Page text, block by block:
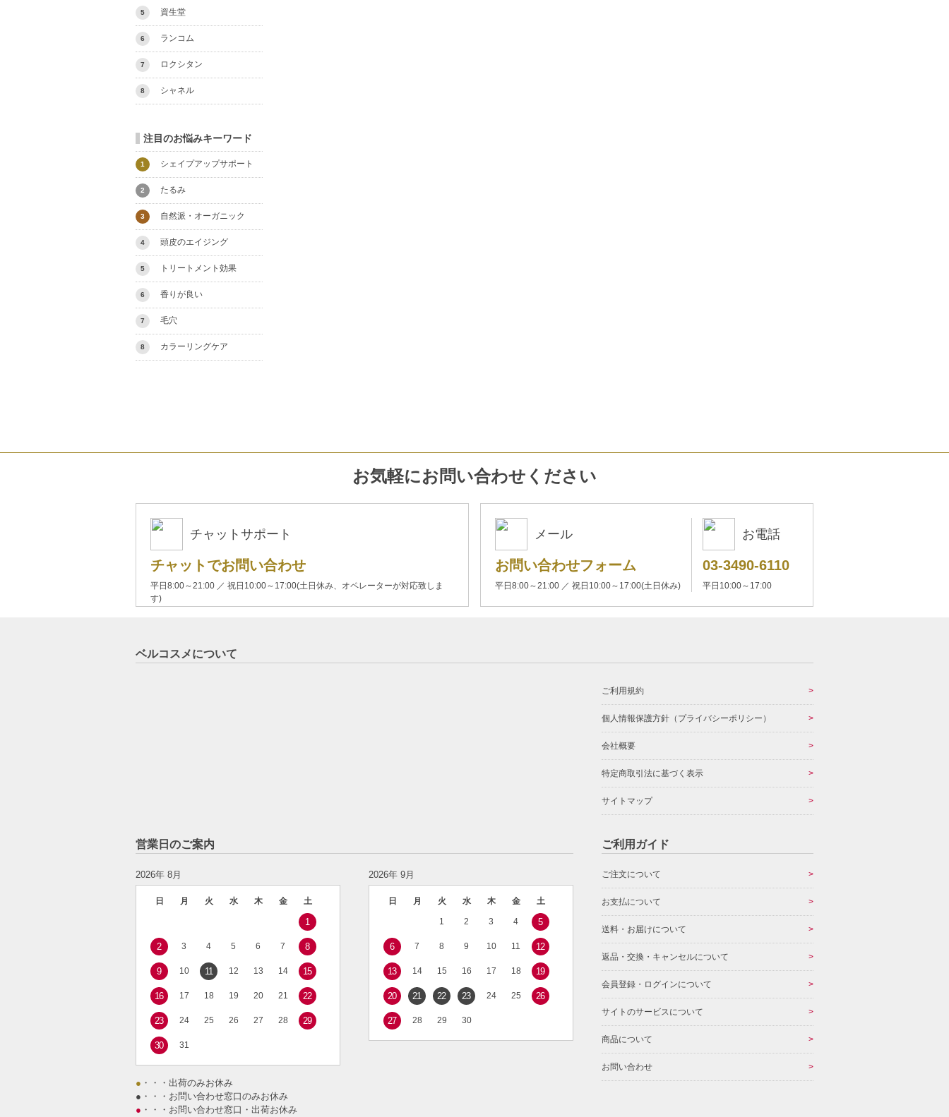
5 資生堂
6 ランコム
7 ロクシタン
8 シャネル
注目のお悩みキーワード
1 シェイプアップサポート
2 たるみ
3 自然派・オーガニック
4 頭皮のエイジング
5 トリートメント効果
6 香りが良い
7 毛穴
8 カラーリングケア
お気軽にお問い合わせください
チャットサポート
チャットでお問い合わせ
平日8:00～21:00 ／ 祝日10:00～17:00(土日休み、オペレーターが対応致しま
す)
メール
お問い合わせフォーム
平日8:00～21:00 ／ 祝日10:00～17:00(土日休み)
お電話
03-3490-6110
平日10:00～17:00
ベルコスメについて
ご利用規約
個人情報保護方針（プライバシーポリシー）
会社概要
特定商取引法に基づく表示
サイトマップ
営業日のご案内
2026年 8月
日 月 火 水 木 金 土
1
2 3 4 5 6 7 8
9 10 11 12 13 14 15
16 17 18 19 20 21 22
23 24 25 26 27 28 29
30 31
2026年 9月
日 月 火 水 木 金 土
1 2 3 4 5
6 7 8 9 10 11 12
13 14 15 16 17 18 19
20 21 22 23 24 25 26
27 28 29 30
● ・・・出荷のみお休み
● ・・・お問い合わせ窓口のみお休み
● ・・・お問い合わせ窓口・出荷お休み
ご利用ガイド
ご注文について
お支払について
送料・お届けについて
返品・交換・キャンセルについて
会員登録・ログインについて
サイトのサービスについて
商品について
お問い合わせ